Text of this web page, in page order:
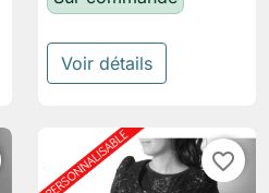
Voir détails
favorite_border